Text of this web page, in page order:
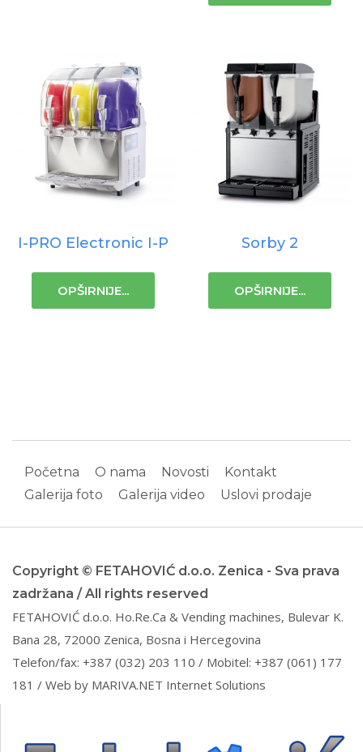
I-PRO Electronic I-P
OPŠIRNIJE...
Sorby 2
OPŠIRNIJE...
Početna O nama Novosti
Kontakt
Galerija foto
Galerija video Uslovi prodaje
Copyright © FETAHOVIĆ d.o.o. Zenica - Sva prava
zadržana / All rights reserved
FETAHOVIĆ d.o.o. Ho.Re.Ca & Vending machines, Bulevar K.
Bana 28, 72000 Zenica, Bosna i Hercegovina
Telefon/fax: +387 (032) 203 110 / Mobitel: +387 (061) 177
181 / Web by MARIVA.NET Internet Solutions